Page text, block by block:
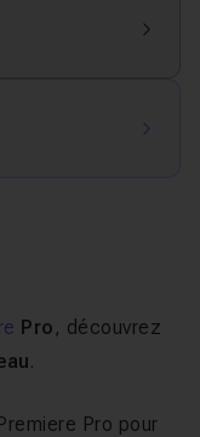
Pro , découvrez
.
Pro pour